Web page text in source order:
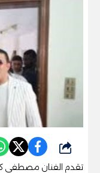
شارك
تقدم الفنان مصطفى